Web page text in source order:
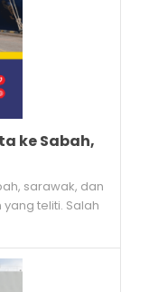
ke Sabah,
sarawak, dan
teliti. Salah